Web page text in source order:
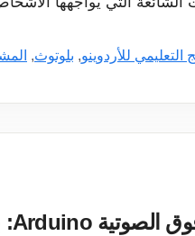
التعليمي للأردوينو, بلوتوث,